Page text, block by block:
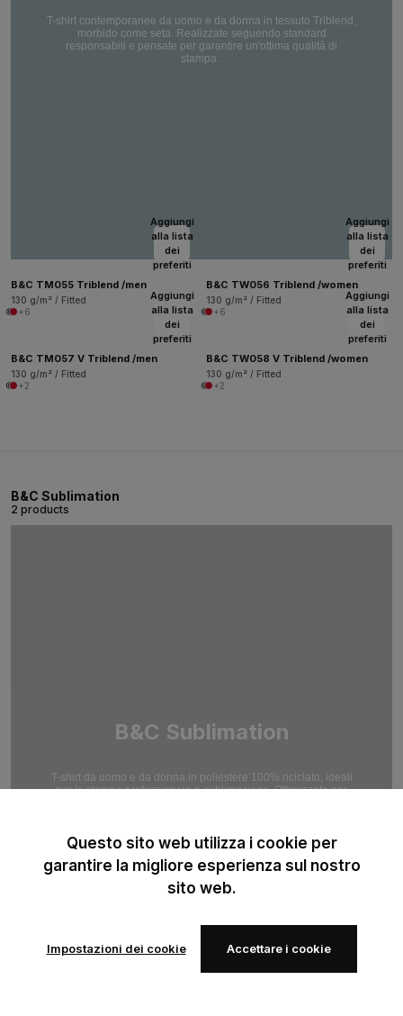
T-shirt contemporanee da uomo e da donna in tessuto Triblend,
morbido come seta. Realizzate seguendo standard
responsabili e pensate per garantire un'ottima qualità di
stampa.
Aggiungi
alla lista
dei
preferiti
B&C TM055 Triblend /men
130 g/m² / Fitted
+6
Aggiungi
alla lista
dei
preferiti
B&C TW056 Triblend /women
130 g/m² / Fitted
+6
Aggiungi
alla lista
dei
preferiti
B&C TM057 V Triblend /men
130 g/m² / Fitted
+2
Aggiungi
alla lista
dei
preferiti
B&C TW058 V Triblend /women
130 g/m² / Fitted
+2
B&C Sublimation
2 products
B&C Sublimation
T-shirt da uomo e da donna in poliestere 100% riciclato, ideali
per la stampa professionale a sublimazione. Ottimizzate per
Aggiungi
Questo sito web utilizza i cookie per
garantire la migliore esperienza sul nostro
sito web.
Impostazioni dei cookie Accettare i cookie